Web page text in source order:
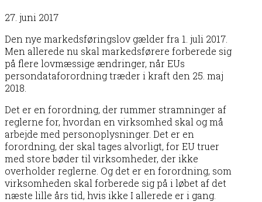
27. juni 2017
Den nye markedsføringslov gælder fra 1. juli 2017.
Men allerede nu skal markedsførere forberede sig
på flere lovmæssige ændringer, når EUs
persondataforordning træder i kraft den 25. maj
2018.
Det er en forordning, der rummer stramninger af
reglerne for, hvordan en virksomhed skal og må
arbejde med personoplysninger. Det er en
forordning, der skal tages alvorligt, for EU truer
med store bøder til virksomheder, der ikke
overholder reglerne. Og det er en forordning, som
virksomheden skal forberede sig på i løbet af det
næste lille års tid, hvis ikke I allerede er i gang.